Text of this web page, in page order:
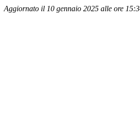
Aggiornato il 10 gennaio 2025 alle ore